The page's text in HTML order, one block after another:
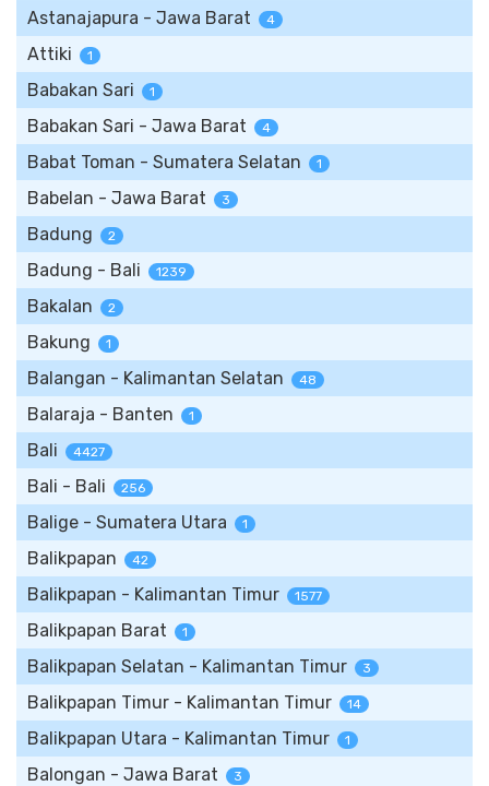
Astanajapura - Jawa Barat 4
Attiki 1
Babakan Sari 1
Babakan Sari - Jawa Barat 4
Babat Toman - Sumatera Selatan 1
Babelan - Jawa Barat 3
Badung 2
Badung - Bali 1239
Bakalan 2
Bakung 1
Balangan - Kalimantan Selatan 48
Balaraja - Banten 1
Bali 4427
Bali - Bali 256
Balige - Sumatera Utara 1
Balikpapan 42
Balikpapan - Kalimantan Timur 1577
Balikpapan Barat 1
Balikpapan Selatan - Kalimantan Timur 3
Balikpapan Timur - Kalimantan Timur 14
Balikpapan Utara - Kalimantan Timur 1
Balongan - Jawa Barat 3